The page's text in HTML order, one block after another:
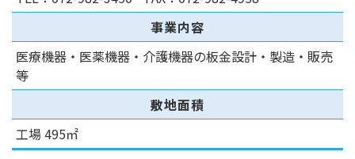
事業内容
医療機器・医薬機器・介護機器の板金設計・製造・販売
等
敷地面積
工場 495㎡